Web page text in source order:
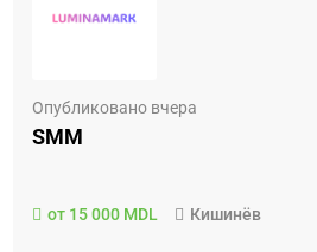
Опубликовано вчера
SMM
от 15 000 MDL Кишинёв